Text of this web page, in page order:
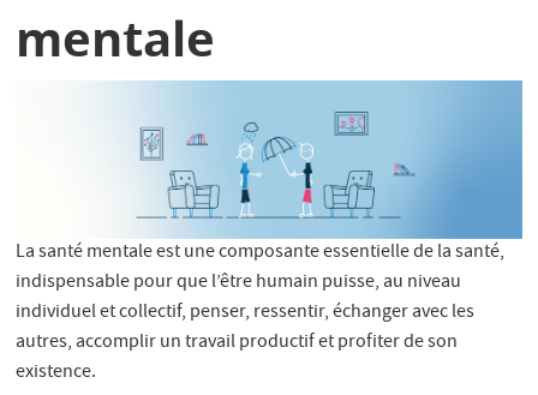
mentale
La santé mentale est une composante essentielle de la santé,
indispensable pour que l’être humain puisse, au niveau
individuel et collectif, penser, ressentir, échanger avec les
autres, accomplir un travail productif et profiter de son
existence.